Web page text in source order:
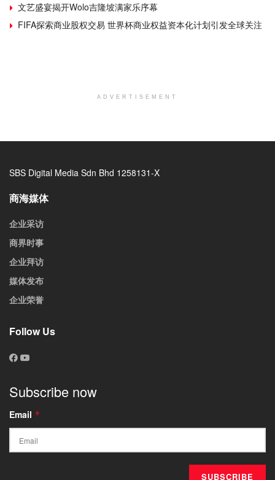
文艺盛宴揭开Wolo吉隆坡满家乐序幕
FIFA探索商业股权交易 世界杯商业权益资本化计划引发全球关注
ADVERTISEMENT
SBS Digital Media Sdn Bhd 1258131-X
商海媒体
企业采访
商界时事
企业拜访
媒体发布
企业荣誉
Follow Us
Subscribe now
Email *